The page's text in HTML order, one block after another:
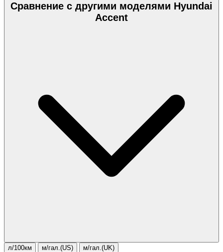
Сравнение с другими моделями Hyundai
Accent
л/100км м/гал.(US) м/гал.(UK)